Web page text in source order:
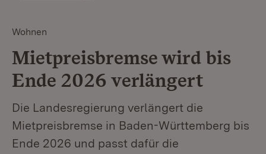
Wohnen
Mietpreisbremse wird bis
Ende 2026 verlängert
Die Landesregierung verlängert die
Mietpreisbremse in Baden-Württemberg bis
Ende 2026 und passt dafür die